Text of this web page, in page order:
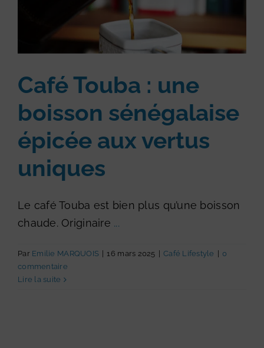
Café Touba : une
boisson sénégalaise
épicée aux vertus
uniques
Le café Touba est bien plus qu’une boisson
chaude. Originaire ...
Par Emilie MARQUOIS 16 mars 2025 Café Lifestyle
0
commentaire
Lire la suite